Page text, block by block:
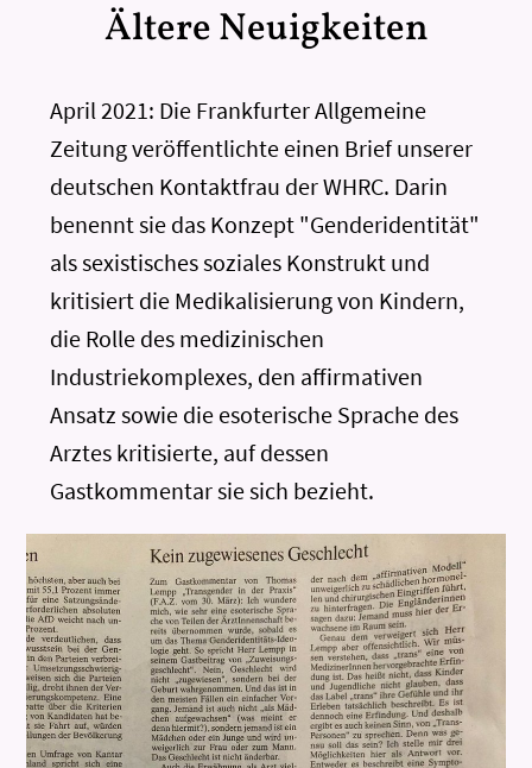
Ältere Neuigkeiten
April 2021: Die Frankfurter Allgemeine
Zeitung veröffentlichte einen Brief unserer
deutschen Kontaktfrau der WHRC. Darin
benennt sie das Konzept "Genderidentität"
als sexistisches soziales Konstrukt und
kritisiert die Medikalisierung von Kindern,
die Rolle des medizinischen
Industriekomplexes, den affirmativen
Ansatz sowie die esoterische Sprache des
Arztes kritisierte, auf dessen
Gastkommentar sie sich bezieht.